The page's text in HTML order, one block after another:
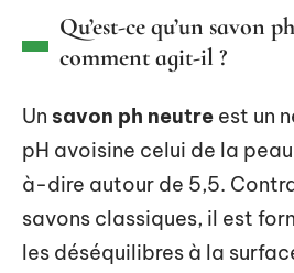
Qu’est-ce qu’un savon
comment agit-il ?
Un savon ph neutre est un
pH avoisine celui de la
à-dire autour de 5,5.
savons classiques, il est
les déséquilibres à la